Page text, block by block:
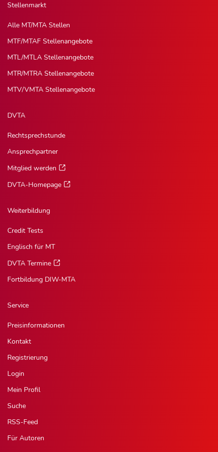
Stellenmarkt
Alle MT/MTA Stellen
MTF/MTAF Stellenangebote
MTL/MTLA Stellenangebote
MTR/MTRA Stellenangebote
MTV/VMTA Stellenangebote
DVTA
Rechtsprechstunde
Ansprechpartner
Mitglied werden
DVTA-Homepage
Weiterbildung
Credit Tests
Englisch für MT
DVTA Termine
Fortbildung DIW-MTA
Service
Preisinformationen
Kontakt
Registrierung
Login
Mein Profil
Suche
RSS-Feed
Für Autoren